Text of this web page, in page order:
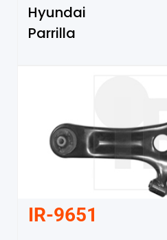
Hyundai
Parrilla
IR-9651